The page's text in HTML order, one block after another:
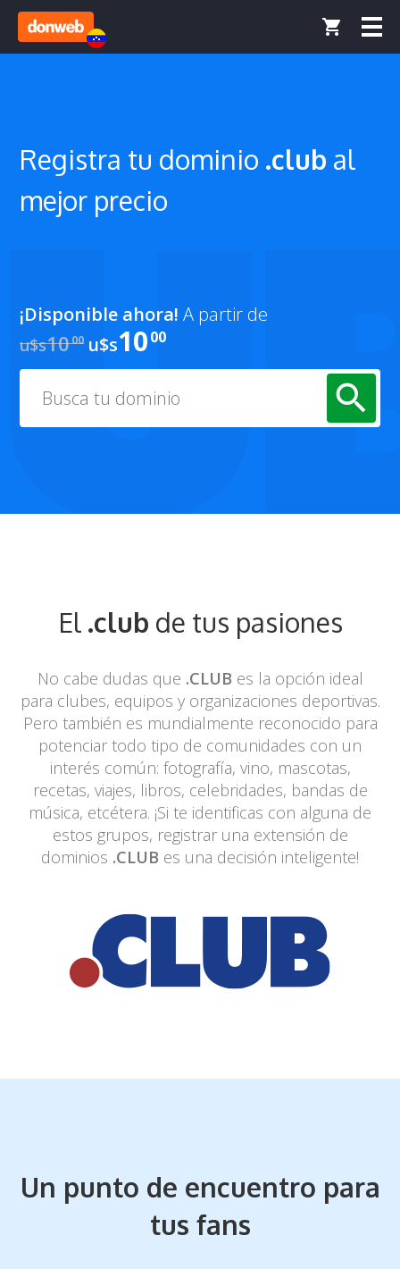
Registra tu dominio .club al
mejor precio
¡Disponible ahora! A partir de
u$s1000 u$s1000
search
El .club de tus pasiones
No cabe dudas que .CLUB es la opción ideal
para clubes, equipos y organizaciones deportivas.
Pero también es mundialmente reconocido para
potenciar todo tipo de comunidades con un
interés común: fotografía, vino, mascotas,
recetas, viajes, libros, celebridades, bandas de
música, etcétera. ¡Si te identificas con alguna de
estos grupos, registrar una extensión de
dominios .CLUB es una decisión inteligente!
Un punto de encuentro para
tus fans